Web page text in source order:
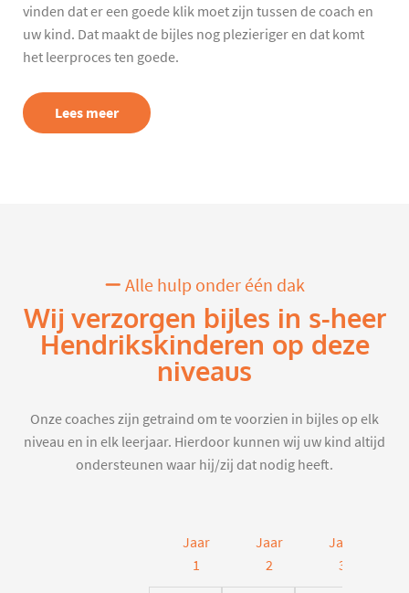
vinden dat er een goede klik moet zijn tussen de coach en
uw kind. Dat maakt de bijles nog plezieriger en dat komt
het leerproces ten goede.
Lees meer
Alle hulp onder één dak
Wij verzorgen bijles in s-heer
Hendrikskinderen op deze
niveaus
Onze coaches zijn getraind om te voorzien in bijles op elk
niveau en in elk leerjaar. Hierdoor kunnen wij uw kind altijd
ondersteunen waar hij/zij dat nodig heeft.
Jaar
1
Jaar
2
Jaar
3